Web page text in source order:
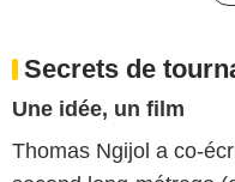
Secrets de
Une idée, un film
Thomas Ngijol a co-